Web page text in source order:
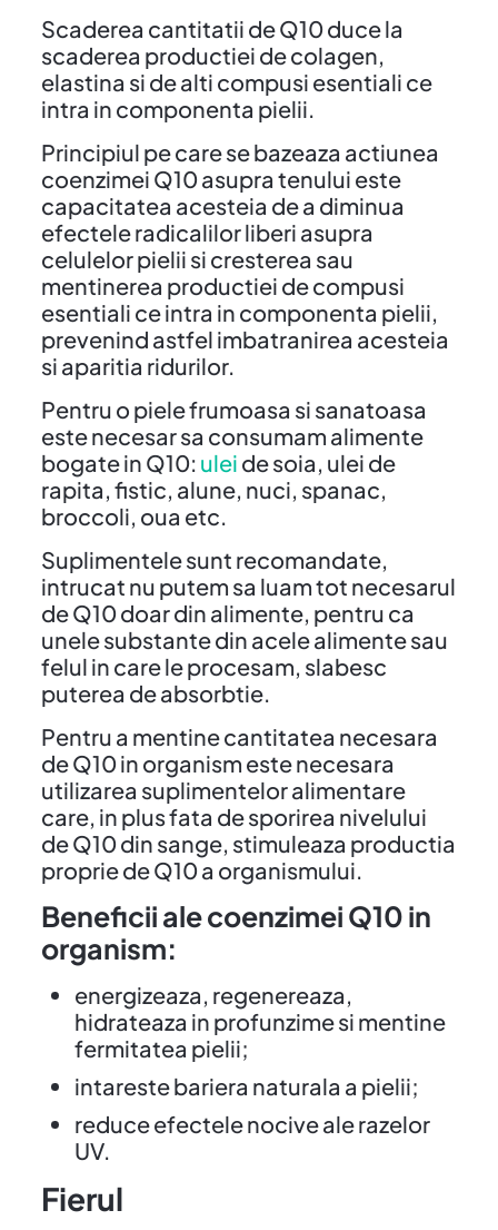
Scaderea cantitatii de Q10 duce la
scaderea productiei de colagen,
elastina si de alti compusi esentiali ce
intra in componenta pielii.
Principiul pe care se bazeaza actiunea
coenzimei Q10 asupra tenului este
capacitatea acesteia de a diminua
efectele radicalilor liberi asupra
celulelor pielii si cresterea sau
mentinerea productiei de compusi
esentiali ce intra in componenta pielii,
prevenind astfel imbatranirea acesteia
si aparitia ridurilor.
Pentru o piele frumoasa si sanatoasa
este necesar sa consumam alimente
bogate in Q10: ulei de soia, ulei de
rapita, fistic, alune, nuci, spanac,
broccoli, oua etc.
Suplimentele sunt recomandate,
intrucat nu putem sa luam tot necesarul
de Q10 doar din alimente, pentru ca
unele substante din acele alimente sau
felul in care le procesam, slabesc
puterea de absorbtie.
Pentru a mentine cantitatea necesara
de Q10 in organism este necesara
utilizarea suplimentelor alimentare
care, in plus fata de sporirea nivelului
de Q10 din sange, stimuleaza productia
proprie de Q10 a organismului.
Beneficii ale coenzimei Q10 in
organism:
energizeaza, regenereaza,
hidrateaza in profunzime si mentine
fermitatea pielii;
intareste bariera naturala a pielii;
reduce efectele nocive ale razelor
UV.
Fierul